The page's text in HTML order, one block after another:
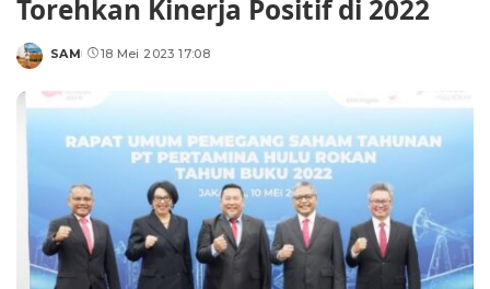
Torehkan Kinerja Positif di 2022
Posted
SAM 18 Mei 2023 17:08